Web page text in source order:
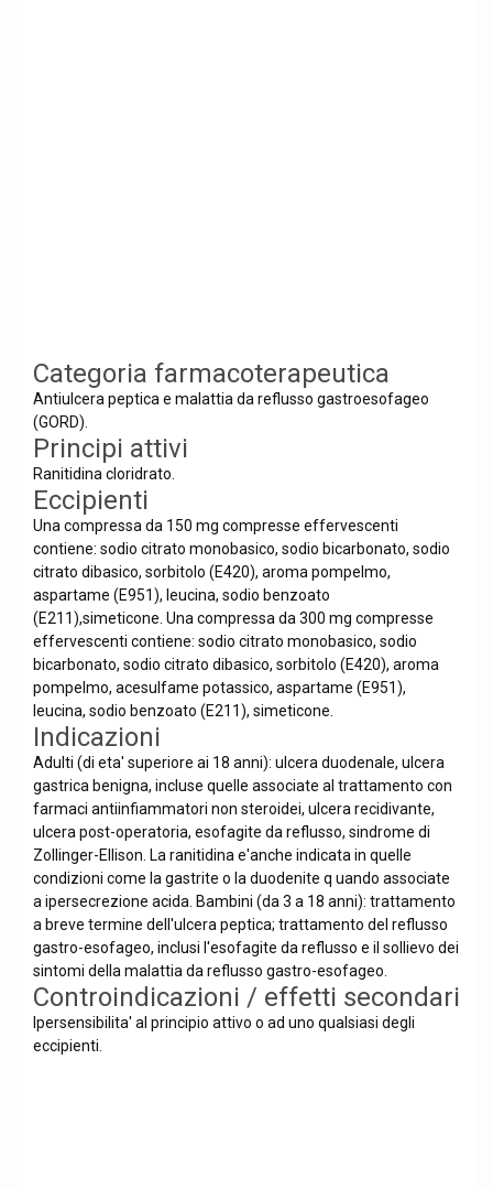
Categoria farmacoterapeutica
Antiulcera peptica e malattia da reflusso gastroesofageo
(GORD).
Principi attivi
Ranitidina cloridrato.
Eccipienti
Una compressa da 150 mg compresse effervescenti
contiene: sodio citrato monobasico, sodio bicarbonato, sodio
citrato dibasico, sorbitolo (E420), aroma pompelmo,
aspartame (E951), leucina, sodio benzoato
(E211),simeticone. Una compressa da 300 mg compresse
effervescenti contiene: sodio citrato monobasico, sodio
bicarbonato, sodio citrato dibasico, sorbitolo (E420), aroma
pompelmo, acesulfame potassico, aspartame (E951),
leucina, sodio benzoato (E211), simeticone.
Indicazioni
Adulti (di eta' superiore ai 18 anni): ulcera duodenale, ulcera
gastrica benigna, incluse quelle associate al trattamento con
farmaci antiinfiammatori non steroidei, ulcera recidivante,
ulcera post-operatoria, esofagite da reflusso, sindrome di
Zollinger-Ellison. La ranitidina e'anche indicata in quelle
condizioni come la gastrite o la duodenite q uando associate
a ipersecrezione acida. Bambini (da 3 a 18 anni): trattamento
a breve termine dell'ulcera peptica; trattamento del reflusso
gastro-esofageo, inclusi l'esofagite da reflusso e il sollievo dei
sintomi della malattia da reflusso gastro-esofageo.
Controindicazioni / effetti secondari
Ipersensibilita' al principio attivo o ad uno qualsiasi degli
eccipienti.